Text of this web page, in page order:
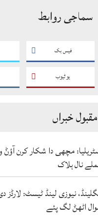
سماجی روابط
فیس بک
یو ٹیوب
مقبول خبراں
مچھی دا شکار کرن آؤݨ
نال ہلاک
نیوزی لینڈ ٹیسٹ:
اٹھݨ لگ پئے